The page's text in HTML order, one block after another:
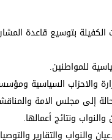
الكفيلة بتوسيع قاعدة
للمواطنين.
والاحزاب السياسية
إلى مجلس الامة
ونتائج أعمالها.
والنواب والتقارير